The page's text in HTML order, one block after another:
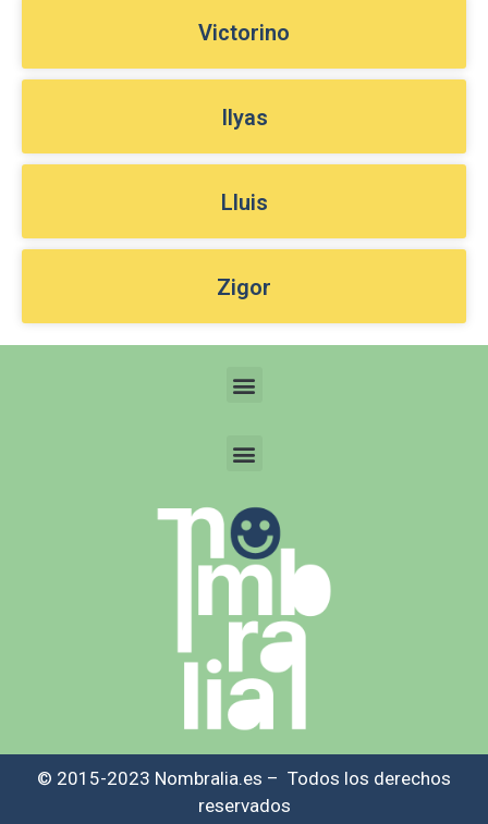
Victorino
Ilyas
Lluis
Zigor
© 2015-2023 Nombralia.es – Todos los derechos
reservados